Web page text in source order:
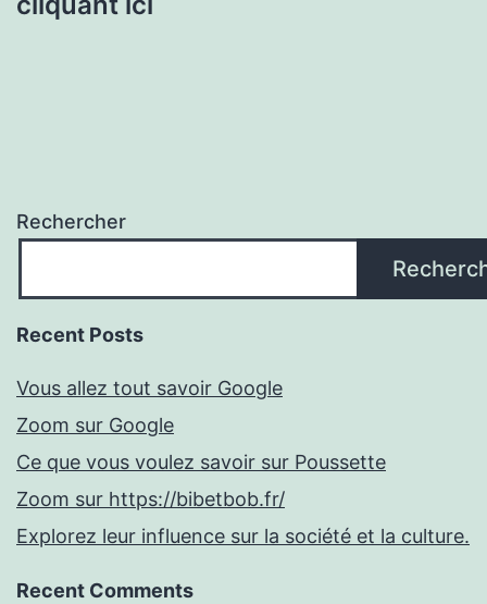
Rechercher
Recent Posts
Vous allez tout savoir Google
Zoom sur Google
Ce que vous voulez savoir sur Poussette
Zoom sur https://bibetbob.fr/
Explorez leur influence sur la société et la culture.
Recent Comments